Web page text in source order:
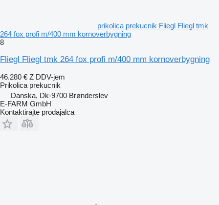
prikolica prekucnik Fliegl Fliegl tmk
264 fox profi m/400 mm kornoverbygning
8
Fliegl Fliegl tmk 264 fox profi m/400 mm kornoverbygning
46.280 € Z DDV-jem
Prikolica prekucnik
Danska, Dk-9700 Brønderslev
E-FARM GmbH
Kontaktirajte prodajalca